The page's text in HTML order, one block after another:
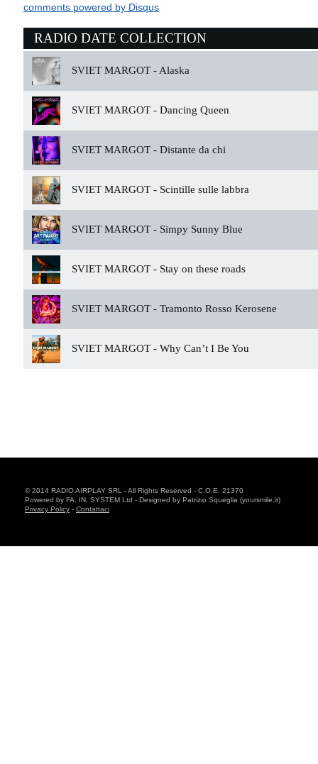
comments powered by Disqus
RADIO DATE COLLECTION
SVIET MARGOT - Alaska
SVIET MARGOT - Dancing Queen
SVIET MARGOT - Distante da chi
SVIET MARGOT - Scintille sulle labbra
SVIET MARGOT - Simpy Sunny Blue
SVIET MARGOT - Stay on these roads
SVIET MARGOT - Tramonto Rosso Kerosene
SVIET MARGOT - Why Can’t I Be You
© 2014 RADIO AIRPLAY SRL - All Rights Reserved - C.O.E. 21370
Powered by FA. IN. SYSTEM Ltd - Designed by Patrizio Squeglia (yoursmile.it)
Privacy Policy - Contattaci